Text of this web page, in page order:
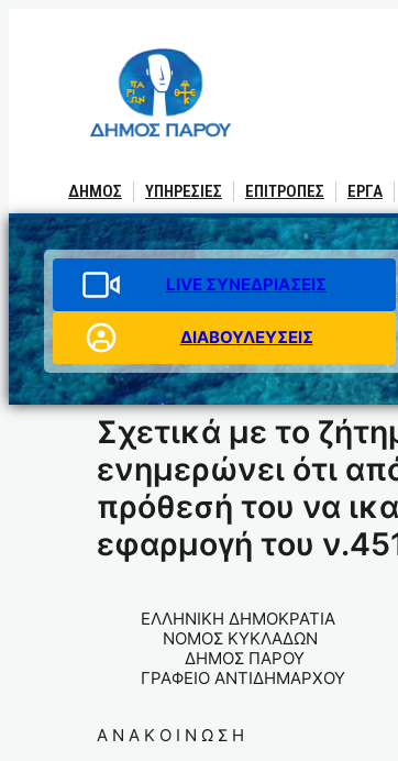
ΔΗΜΟΣ ΥΠΗΡΕΣΙΕΣ ΕΠΙΤΡΟΠΕΣ ΕΡΓΑ
LIVE ΣΥΝΕΔΡΙΑΣΕΙΣ
ΔΙΑΒΟΥΛΕΥΣΕΙΣ
Σχετικά με το
ενημερώνει ότι
πρόθεσή του να
εφαρμογή του
ΕΛΛΗΝΙΚΗ
ΝΟΜΟΣ
ΓΡΑΦΕΙΟ ΑΝΤΙΔΗΜΑΡΧΟΥ
Α Ν Α Κ Ο Ι Ν Ω Σ Η